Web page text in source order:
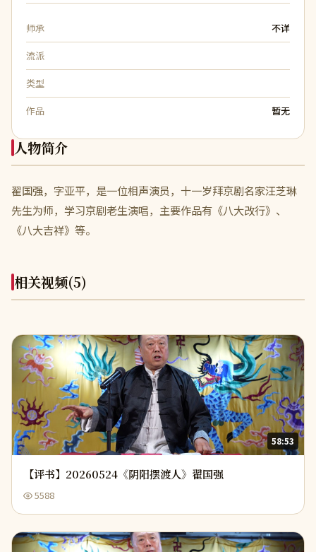
师承 不详
流派
类型
作品 暂无
人物简介
翟国强，字亚平，是一位相声演员，十一岁拜京剧名家汪芝琳
先生为师，学习京剧老生演唱，主要作品有《八大改行》、
《八大吉祥》等。
相关视频(5)
58:53
【评书】20260524《阴阳摆渡人》翟国强
5588